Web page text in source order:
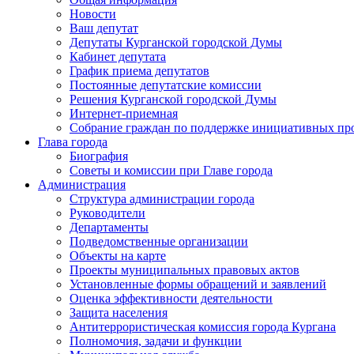
Новости
Ваш депутат
Депутаты Курганской городской Думы
Кабинет депутата
График приема депутатов
Постоянные депутатские комиссии
Решения Курганской городской Думы
Интернет-приемная
Собрание граждан по поддержке инициативных
Глава города
Биография
Советы и комиссии при Главе города
Администрация
Структура администрации города
Руководители
Департаменты
Подведомственные организации
Объекты на карте
Проекты муниципальных правовых актов
Установленные формы обращений и заявлений
Оценка эффективности деятельности
Защита населения
Антитеррористическая комиссия города Кургана
Полномочия, задачи и функции